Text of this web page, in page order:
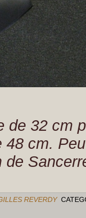
de 32 cm
48 cm.
de
REVERDY